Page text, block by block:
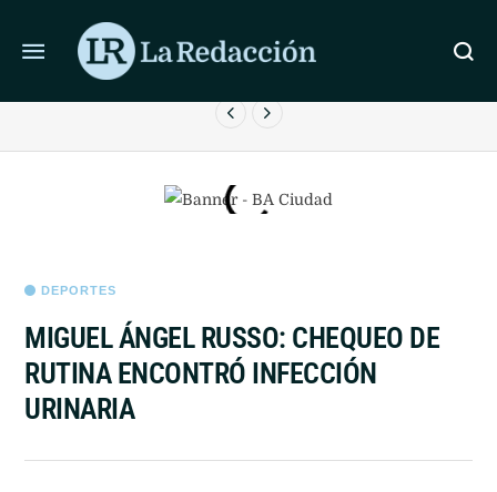
ÚLTIMAS NOTICIAS
LIONEL MESSI LLEGÓ A ROSARIO PARA DESPEDIR A SU
DEPORTES
MIGUEL ÁNGEL RUSSO: CHEQUEO DE
RUTINA ENCONTRÓ INFECCIÓN
URINARIA